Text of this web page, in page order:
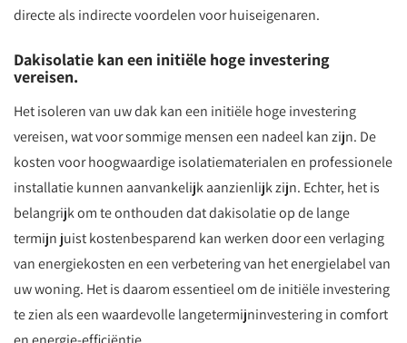
directe als indirecte voordelen voor huiseigenaren.
Dakisolatie kan een initiële hoge investering
vereisen.
Het isoleren van uw dak kan een initiële hoge investering
vereisen, wat voor sommige mensen een nadeel kan zijn. De
kosten voor hoogwaardige isolatiematerialen en professionele
installatie kunnen aanvankelijk aanzienlijk zijn. Echter, het is
belangrijk om te onthouden dat dakisolatie op de lange
termijn juist kostenbesparend kan werken door een verlaging
van energiekosten en een verbetering van het energielabel van
uw woning. Het is daarom essentieel om de initiële investering
te zien als een waardevolle langetermijninvestering in comfort